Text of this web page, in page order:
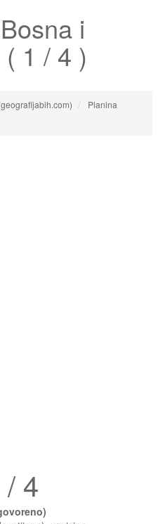
Bosna i
1 / 4 )
Planina
4